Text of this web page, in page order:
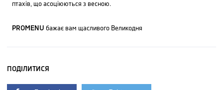
птахів, що асоціюються з весною.
PROMENU бажає вам щасливого Великодня
ПОДІЛИТИСЯ